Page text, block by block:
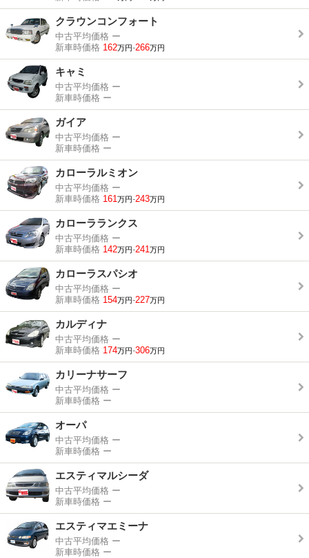
クラウンコンフォート
中古平均価格 ー
新車時価格 162万円-266万円
キャミ
中古平均価格 ー
新車時価格 ー
ガイア
中古平均価格 ー
新車時価格 ー
カローラルミオン
中古平均価格 ー
新車時価格 161万円-243万円
カローラランクス
中古平均価格 ー
新車時価格 142万円-241万円
カローラスパシオ
中古平均価格 ー
新車時価格 154万円-227万円
カルディナ
中古平均価格 ー
新車時価格 174万円-306万円
カリーナサーフ
中古平均価格 ー
新車時価格 ー
オーパ
中古平均価格 ー
新車時価格 ー
エスティマルシーダ
中古平均価格 ー
新車時価格 ー
エスティマエミーナ
中古平均価格 ー
新車時価格 ー